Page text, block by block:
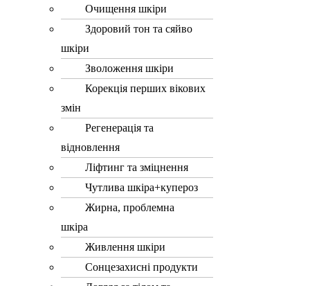
Очищення шкіри
Здоровий тон та сяйво
шкіри
Зволоження шкіри
Корекція перших вікових
змін
Регенерація та
відновлення
Ліфтинг та зміцнення
Чутлива шкіра+купероз
Жирна, проблемна
шкіра
Живлення шкіри
Сонцезахисні продукти